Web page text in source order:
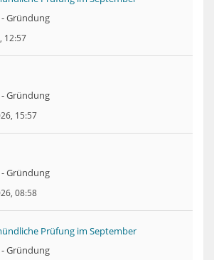
Gründung
12:57
Gründung
15:57
Gründung
08:58
Prüfung im September
Gründung